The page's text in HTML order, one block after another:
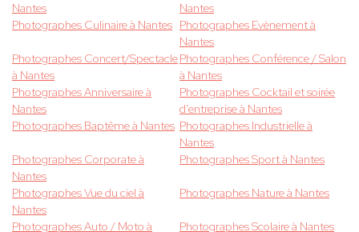
Nantes
Nantes
Photographes Culinaire à Nantes Photographes Evènement à
Nantes
Photographes Concert/Spectacle
à Nantes
Photographes Conférence / Salon
à Nantes
Photographes Anniversaire à
Nantes
Photographes Cocktail et soirée
d'entreprise à Nantes
Photographes Baptême à Nantes Photographes Industrielle à
Nantes
Photographes Corporate à
Nantes
Photographes Sport à Nantes
Photographes Vue du ciel à
Nantes
Photographes Nature à Nantes
Photographes Auto / Moto à Photographes Scolaire à Nantes